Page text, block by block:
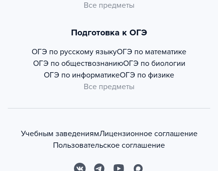
Все предметы
Подготовка к ОГЭ
ОГЭ по русскому языкуОГЭ по математике
ОГЭ по обществознаниюОГЭ по биологии
ОГЭ по информатикеОГЭ по физике
Все предметы
Учебным заведениямЛицензионное соглашение
Пользовательское соглашение